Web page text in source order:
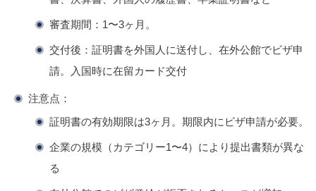
審査期間：1〜3ヶ月。
交付後：証明書を外国人に送付し、在外公館でビザ申
請。入国時に在留カード交付
注意点 ：
証明書の有効期限は3ヶ月。期限内にビザ申請が必要。
企業の規模（カテゴリー1〜4）により提出書類が異な
る